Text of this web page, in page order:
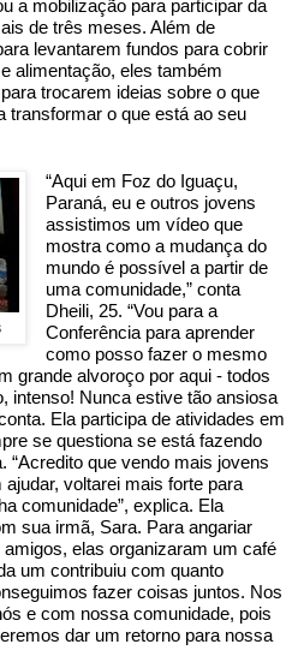
a mobilização para participar da
de três meses. Além de
levantarem fundos para cobrir
alimentação, eles também
trocarem ideias sobre o que
transformar o que está ao seu
“Aqui em Foz do Iguaçu,
Paraná, eu e outros jovens
assistimos um vídeo que
mostra como a mudança do
mundo é possível a partir de
uma comunidade,” conta
Dheili, 25. “Vou para a
Conferência para aprender
como posso fazer o mesmo
grande alvoroço por aqui - todos
intenso! Nunca estive tão ansiosa
Ela participa de atividades em
se questiona se está fazendo
“Acredito que vendo mais jovens
voltarei mais forte para
comunidade”, explica. Ela
sua irmã, Sara. Para angariar
elas organizaram um café
um contribuiu com quanto
fazer coisas juntos. Nos
e com nossa comunidade, pois
dar um retorno para nossa